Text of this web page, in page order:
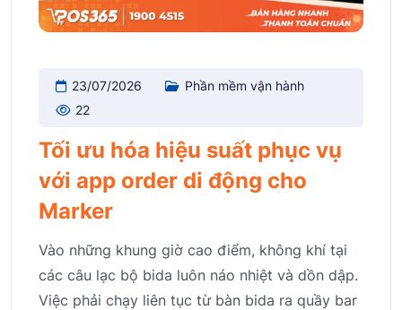
23/07/2026
Phần mềm vận hành
22
Tối ưu hóa hiệu suất phục vụ
với app order di động cho
Marker
Vào những khung giờ cao điểm, không khí tại
các câu lạc bộ bida luôn náo nhiệt và dồn dập.
Việc phải chạy liên tục từ bàn bida ra quầy bar